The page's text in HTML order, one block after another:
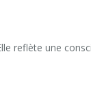
reflète une